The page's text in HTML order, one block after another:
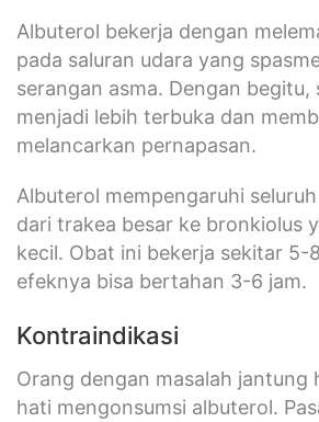
Albuterol bekerja dengan
pada saluran udara yang
serangan asma. Dengan begitu,
menjadi lebih terbuka dan
melancarkan pernapasan.
Albuterol mempengaruhi
dari trakea besar ke bronkiolus
kecil. Obat ini bekerja sekitar 5-
efeknya bisa bertahan 3-6 jam.
Kontraindikasi
Orang dengan masalah jantung
hati mengonsumsi albuterol.